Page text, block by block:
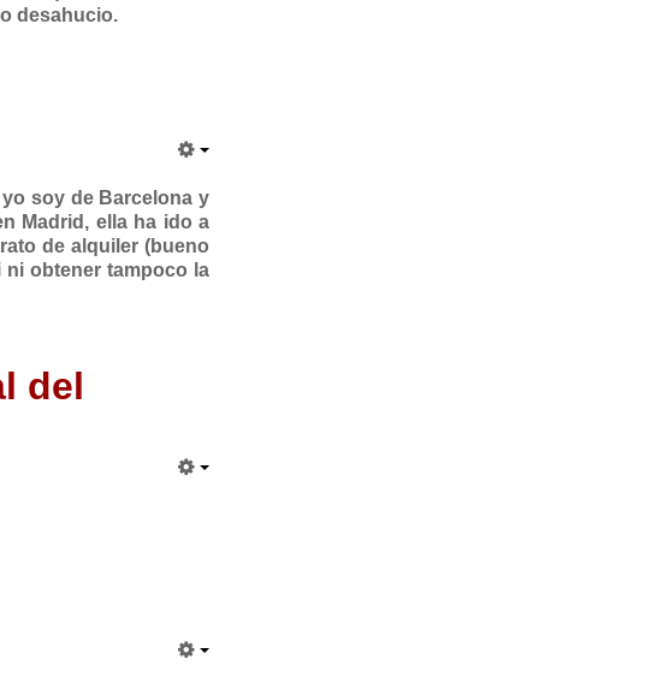
desahucio.
soy de Barcelona y
Madrid, ella ha ido a
de alquiler (bueno
obtener tampoco la
del